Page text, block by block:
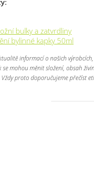
bulky a zatvrdliny
bylinné kapky 50ml
informací o našich
mohou měnit složení, obsah
proto doporučujeme přečíst